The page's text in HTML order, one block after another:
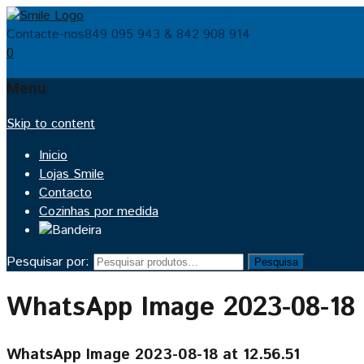
Contacte-nos849 095 943 & 842 908 914
0
Menu
Skip to content
Inicio
Lojas Smile
Contacto
Cozinhas por medida
Pesquisar por: Pesquisa
WhatsApp Image 2023-08-
WhatsApp Image 2023-08-18 at 12.56.51